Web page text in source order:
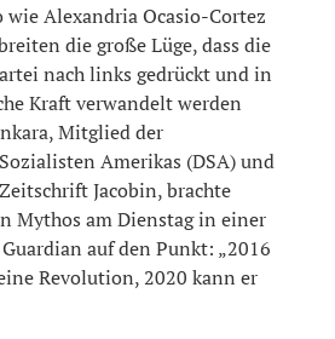
wie Alexandria Ocasio-Cortez
die große Lüge, dass die
nach links gedrückt und in
Kraft verwandelt werden
Mitglied der
Amerikas (DSA) und
Jacobin, brachte
Mythos am Dienstag in einer
auf den Punkt: „2016
Revolution, 2020 kann er